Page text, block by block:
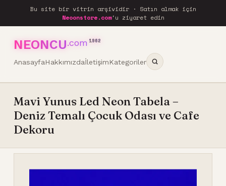
Bu site bir vitrin arşividir · Satın almak için
Neoonstore.com'u ziyaret edin
NEONCU.com 1962
AnasayfaHakkımızdaİletişimKategoriler
Mavi Yunus Led Neon Tabela –
Deniz Temalı Çocuk Odası ve Cafe
Dekoru